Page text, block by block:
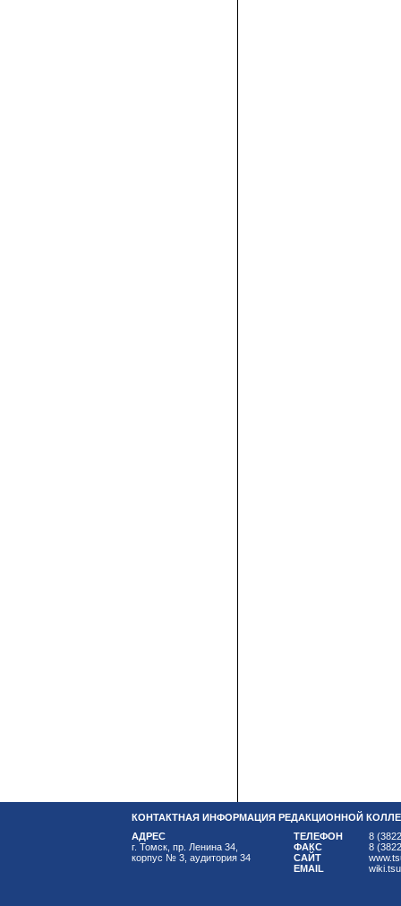
КОНТАКТНАЯ ИНФОРМАЦИЯ РЕДАКЦИОННОЙ
АДРЕС
г. Томск, пр. Ленина 34,
корпус № 3, аудитория 34
ТЕЛЕФОН
ФАКС
САЙТ
EMAIL
8
8